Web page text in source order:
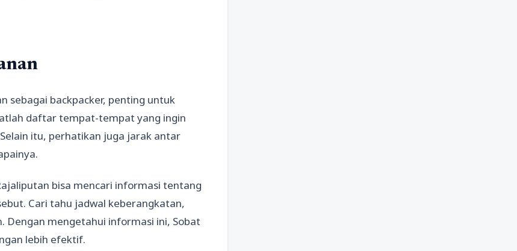
sebagai backpacker, penting untuk
daftar tempat-tempat yang ingin
itu, perhatikan juga jarak antar
bisa mencari informasi tentang
Cari tahu jadwal keberangkatan,
mengetahui informasi ini, Sobat
lebih efektif.